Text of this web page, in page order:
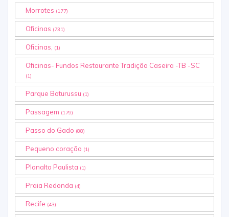
Morrotes (177)
Oficinas (731)
Oficinas, (1)
Oficinas- Fundos Restaurante Tradição Caseira -TB -SC
(1)
Parque Boturussu (1)
Passagem (179)
Passo do Gado (88)
Pequeno coração (1)
Planalto Paulista (1)
Praia Redonda (4)
Recife (43)